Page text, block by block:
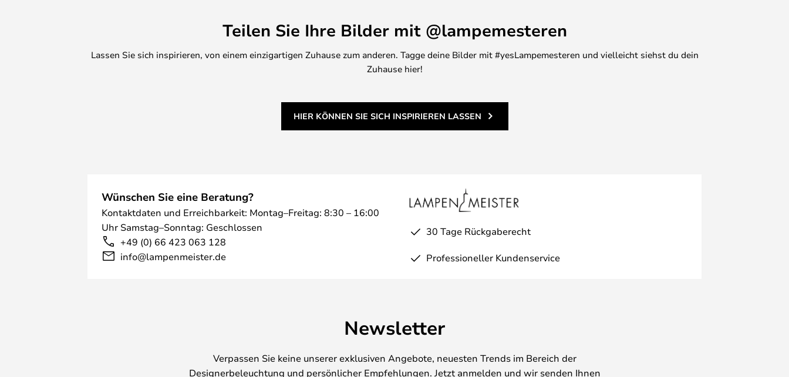
Teilen Sie Ihre Bilder mit @lampemesteren
Lassen Sie sich inspirieren, von einem einzigartigen Zuhause zum anderen. Tagge deine Bilder mit #yesLampemesteren und vielleicht siehst du dein
Zuhause hier!
HIER KÖNNEN SIE SICH INSPIRIEREN LASSEN
Wünschen Sie eine Beratung?
Kontaktdaten und Erreichbarkeit: Montag–Freitag: 8:30 – 16:00
Uhr Samstag–Sonntag: Geschlossen
+49 (0) 66 423 063 128
info@lampenmeister.de
30 Tage Rückgaberecht
Professioneller Kundenservice
Newsletter
Verpassen Sie keine unserer exklusiven Angebote, neuesten Trends im Bereich der
Designerbeleuchtung und persönlicher Empfehlungen. Jetzt anmelden und wir senden Ihnen